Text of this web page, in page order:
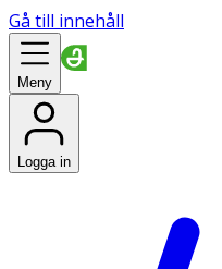
Gå till innehåll
Meny
Logga in